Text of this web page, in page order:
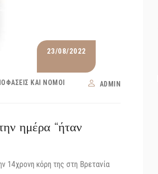
23/08/2022
ΚΑΙ ΝΌΜΟΙ ADMIN
ημέρα “ήταν
14χρονη κόρη της στη Βρετανία